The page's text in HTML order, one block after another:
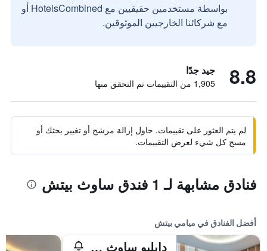
بواسطة مستخدمين حقيقيين مع HotelsCombined أو
مع شركائنا الخارجيين الموثوقين.
8.8 جيد جدًا
1,905 من التقييمات تم التحقق منها
لم يتم العثور على تقييمات. حاول إزالة مرشح أو تغيير بحثك أو
مسح كل شيء لعرض التقييمات.
فنادق مشابهة لـ 1 فندق ساوث بيتش
أفضل الفنادق في ميامي بيتش
دابليو ساوث بيتش